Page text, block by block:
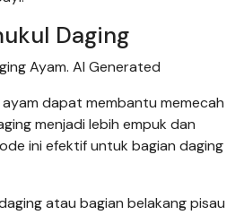
Daging
Ayam. AI Generated
ayam dapat membantu memecah
menjadi lebih empuk dan
ini efektif untuk bagian daging
atau bagian belakang pisau